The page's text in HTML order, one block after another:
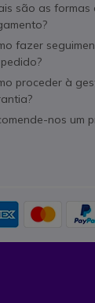
são as formas
fazer
proceder à
nos um